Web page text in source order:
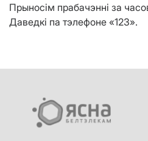
Прыносім прабачэнні за
Даведкі па тэлефоне «123».